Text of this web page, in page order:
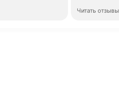
Читать отзывы